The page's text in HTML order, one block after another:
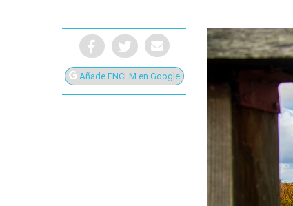
Presiona Intro para buscar o ESC para
Añade ENCLM en Google